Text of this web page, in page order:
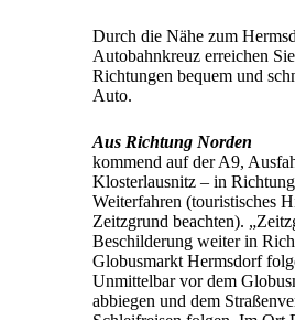
Durch die Nähe zum
Autobahnkreuz erreichen
Richtungen bequem und
Auto.
Aus Richtung Norden
kommend auf der A9,
Klosterlausnitz – in
Weiterfahren (touristisches
Zeitzgrund beachten).
Beschilderung weiter in
Globusmarkt Hermsdorf
Unmittelbar vor dem
abbiegen und dem